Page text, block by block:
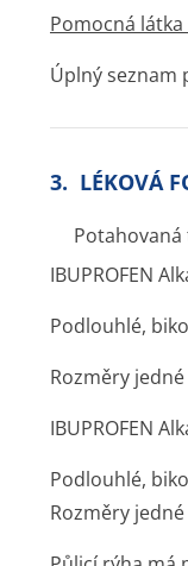
Pomocná
Úplný seznam
3. LÉKOVÁ
IBUPROFEN
Podlouhlé,
Rozměry
IBUPROFEN
Podlouhlé,
Rozměry